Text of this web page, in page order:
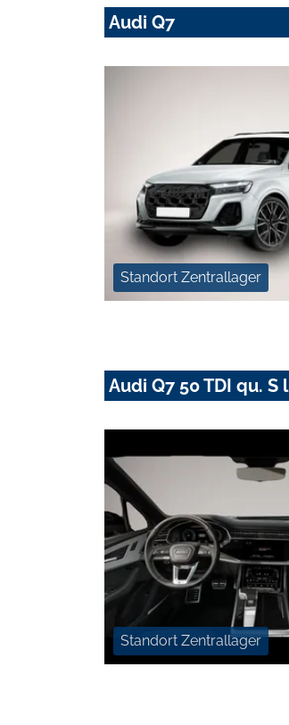
Audi Q7
Standort Zentrallager
Audi Q7 50 TDI qu. S
Standort Zentrallager